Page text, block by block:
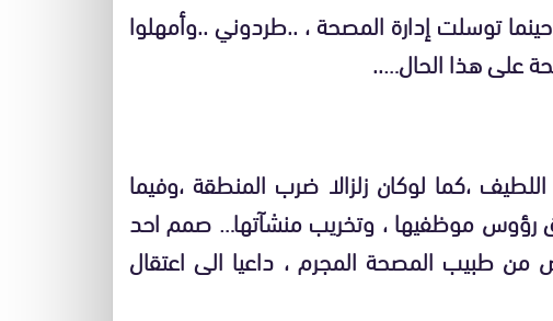
توسلت إدارة المصحة ، ..طردوني ..وأمهلوا
على هذا الحال…..
،كما لوكان زلزالا ضرب المنطقة ،وفيما
موظفيها ، وتخريب منشآتها… صمم احد
طبيب المصحة المجرم ، داعيا الى اعتقال